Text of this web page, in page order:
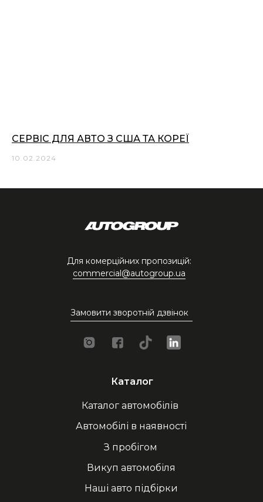
СЕРВІС ДЛЯ АВТО З США ТА КОРЕЇ
10.02.2024
Замовити зворотній дзвінок
Каталог автомобілів
З пробігом
Автомобілі в наявності
Викуп автомобіля
Наші авто підбірки
Каталог
Для комерційних пропозицій:
commercial@autogroup.ua